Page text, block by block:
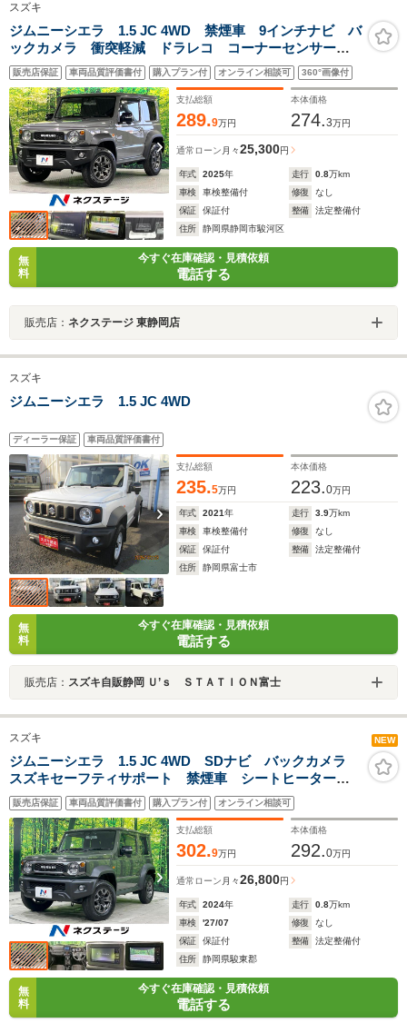
スズキ
ジムニーシエラ 1.5 JC 4WD 禁煙車 9インチナビ バ
ックカメラ 衝突軽減 ドラレコ コーナーセンサー
スマートキー LEDヘッド クルコン 純正16インチア
ルミ オートハイビーム オートライト オートエアコ
ン シートヒーター
販売店保証 車両品質評価書付 購入プラン付 オンライン相談可 360°画像付
支払総額
289.9万円
本体価格
274.3万円
通常ローン 月々25,300円
年式 2025年 走行 0.8万km
車検
車検整備付 修復
なし
保証
保証付 整備
法定整備付
住所
静岡県静岡市駿河区
無
料
今すぐ在庫確認・見積依頼
電話する
販売店： ネクステージ 東静岡店
スズキ
ジムニーシエラ 1.5 JC 4WD
ディーラー保証 車両品質評価書付
支払総額
235.5万円
本体価格
223.0万円
年式 2021年 走行 3.9万km
車検
車検整備付 修復
なし
保証
保証付 整備
法定整備付
住所
静岡県富士市
無
料
今すぐ在庫確認・見積依頼
電話する
販売店： スズキ自販静岡 Ｕ’ｓ ＳＴＡＴＩＯＮ富士
スズキ NEW
ジムニーシエラ 1.5 JC 4WD SDナビ バックカメラ
スズキセーフティサポート 禁煙車 シートヒーター
クリアランスソナー クルーズコントロール LEDヘッ
ドライト ETC アイドリングストップ オートエアコ
ン 盗難防止システム
販売店保証 車両品質評価書付 購入プラン付 オンライン相談可
支払総額
302.9万円
本体価格
292.0万円
通常ローン 月々26,800円
年式 2024年 走行 0.8万km
車検
'27/07 修復
なし
保証
保証付 整備
法定整備付
住所
静岡県駿東郡
無
料
今すぐ在庫確認・見積依頼
電話する